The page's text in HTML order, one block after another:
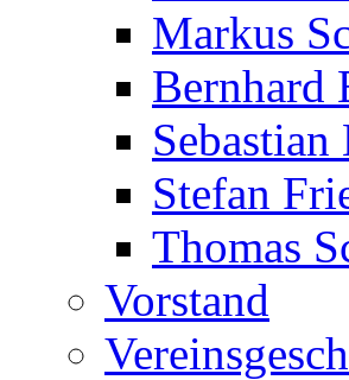
Markus
Bernhard
Sebastian
Stefan
Thomas
Vorstand